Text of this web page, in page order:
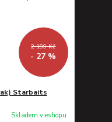
2 199 Kč
- 27 %
Starbaits
Skladem v eshopu